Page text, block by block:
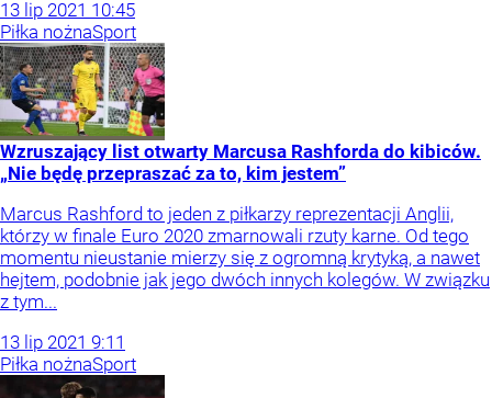
13 lip 2021 10:45
Piłka nożnaSport
Wzruszający list otwarty Marcusa Rashforda do kibiców.
„Nie będę przepraszać za to, kim jestem”
Marcus Rashford to jeden z piłkarzy reprezentacji Anglii,
którzy w finale Euro 2020 zmarnowali rzuty karne. Od tego
momentu nieustanie mierzy się z ogromną krytyką, a nawet
hejtem, podobnie jak jego dwóch innych kolegów. W związku
z tym...
13 lip 2021 9:11
Piłka nożnaSport